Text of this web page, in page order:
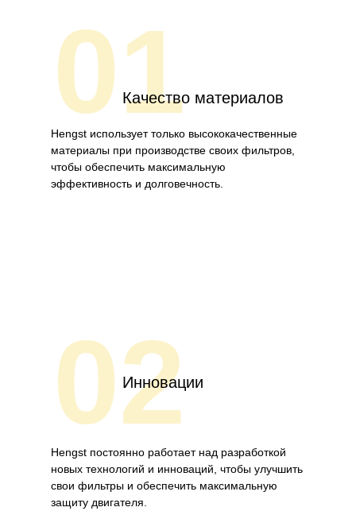
01Качество материалов
Hengst использует только высококачественные
материалы при производстве своих фильтров,
чтобы обеспечить максимальную
эффективность и долговечность.
02
Инновации
Hengst постоянно работает над разработкой
новых технологий и инноваций, чтобы улучшить
свои фильтры и обеспечить максимальную
защиту двигателя.